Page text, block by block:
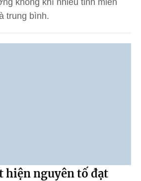
trung bình.
hiện nguyên tố đạt